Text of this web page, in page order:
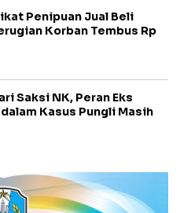
Penipuan Jual Beli
Korban Tembus Rp
Saksi NK, Peran Eks
Kasus Pungli Masih